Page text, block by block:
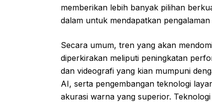
memberikan lebih banyak pilihan
dalam untuk mendapatkan
Secara umum, tren yang akan
diperkirakan meliputi peningkatan
dan videografi yang kian mumpuni
AI, serta pengembangan teknologi
akurasi warna yang superior.